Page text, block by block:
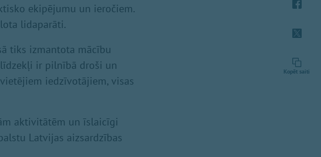
ekipējumu un ieročiem.
lidaparāti.
tiks izmantota mācību
ir pilnībā droši un
iedzīvotājiem, visas
aktivitātēm un īslaicīgi
Latvijas aizsardzības
Kopēt saiti